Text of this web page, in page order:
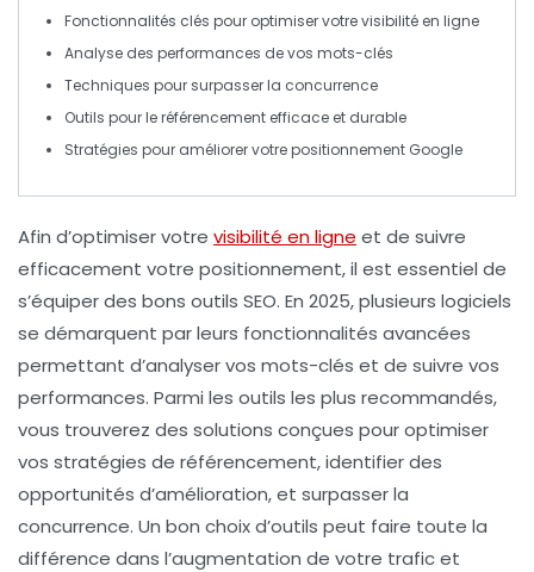
Fonctionnalités clés pour optimiservotre visibilité en ligne
Analyse des performances de vos mots-clés
Techniques pour surpasser la concurrence
Outils pour leréférencement efficace et durable
Stratégies pour améliorer votrepositionnement Google
Afin d’optimiservotre visibilité en ligne et de suivre
efficacement votre positionnement, il est essentiel de
s’équiper des bons outils SEO. En 2025, plusieurs logiciels
se démarquent par leurs fonctionnalités avancées
permettant d’analyser vos mots-clés et de suivre vos
performances. Parmi les outils les plus recommandés,
vous trouverez des solutions conçues pour optimiser
vos stratégies de référencement, identifier des
opportunités d’amélioration, et surpasser la
concurrence. Un bon choix d’outils peut faire toute la
différence dans l’augmentation de votre traficet